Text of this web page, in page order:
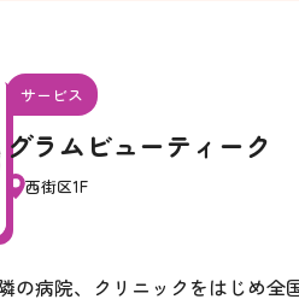
サービス
グラムビューティーク
西街区1F
の病院、クリニックをはじめ全